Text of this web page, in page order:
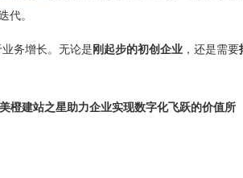
代。
务增长。无论是 刚起步的初创企业 ，还是需要
美橙建站之星助力企业实现数字化飞跃的价值所